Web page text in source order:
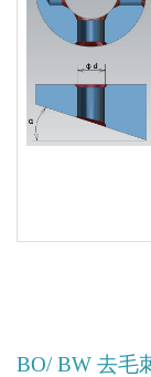
BO/ BW 去毛